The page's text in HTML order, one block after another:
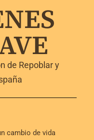
de Repoblar y
cambio de vida